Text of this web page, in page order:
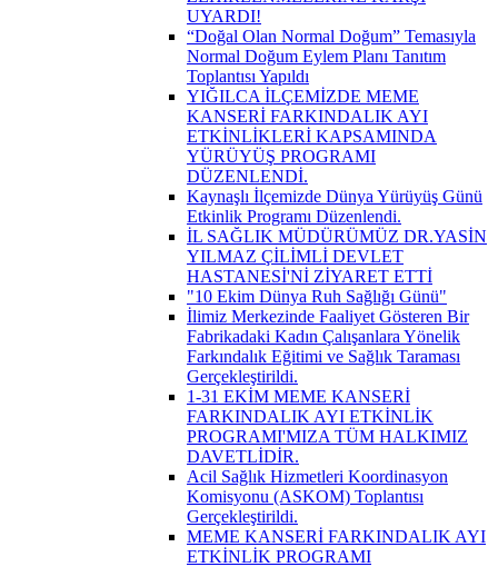
UYARDI!
“Doğal Olan Normal Doğum” Temasıyla
Normal Doğum Eylem Planı Tanıtım
Toplantısı Yapıldı
YIĞILCA İLÇEMİZDE MEME
KANSERİ FARKINDALIK AYI
ETKİNLİKLERİ KAPSAMINDA
YÜRÜYÜŞ PROGRAMI
DÜZENLENDİ.
Kaynaşlı İlçemizde Dünya Yürüyüş Günü
Etkinlik Programı Düzenlendi.
İL SAĞLIK MÜDÜRÜMÜZ DR.YASİN
YILMAZ ÇİLİMLİ DEVLET
HASTANESİ'Nİ ZİYARET ETTİ
"10 Ekim Dünya Ruh Sağlığı Günü"
İlimiz Merkezinde Faaliyet Gösteren Bir
Fabrikadaki Kadın Çalışanlara Yönelik
Farkındalık Eğitimi ve Sağlık Taraması
Gerçekleştirildi.
1-31 EKİM MEME KANSERİ
FARKINDALIK AYI ETKİNLİK
PROGRAMI'MIZA TÜM HALKIMIZ
DAVETLİDİR.
Acil Sağlık Hizmetleri Koordinasyon
Komisyonu (ASKOM) Toplantısı
Gerçekleştirildi.
MEME KANSERİ FARKINDALIK AYI
ETKİNLİK PROGRAMI